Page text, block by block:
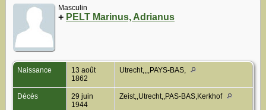
Masculin
+ PELT Marinus, Adrianus
Naissance
13 août
1862
Utrecht,,,,PAYS-BAS,
Décès
29 juin
1944
Zeist,,Utrecht,,PAS-BAS,Kerkhof